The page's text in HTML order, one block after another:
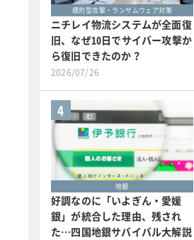
標的型攻撃・ランサムウェア対策
ニチレイ物流システムが全面復
旧、なぜ10日でサイバー攻撃か
ら復旧できたのか？
2026/07/26
4
地銀
好調なのに「いよぎん・愛媛
銀」が統合した理由、残され
た…四国地銀サバイバル大解説